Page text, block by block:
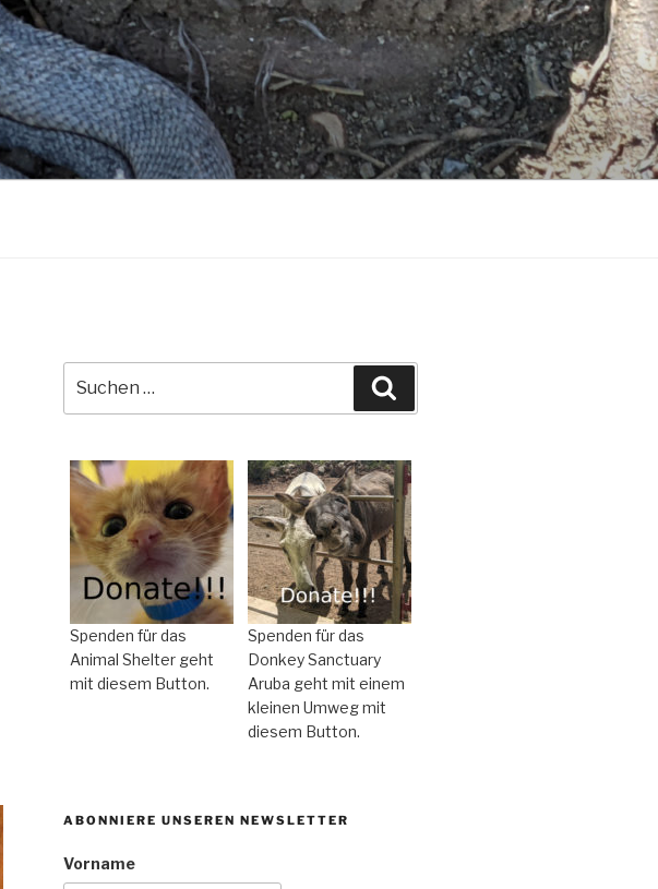
nach:
Spenden für das
Animal Shelter geht
mit diesem Button.
Spenden für das
Donkey Sanctuary
Aruba geht mit einem
kleinen Umweg mit
diesem Button.
ABONNIERE UNSEREN NEWSLETTER
Vorname